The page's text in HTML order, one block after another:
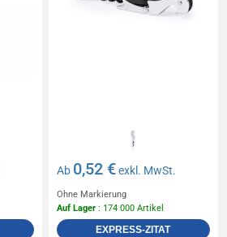
Ab 0,52 €exkl. MwSt.
Ohne Markierung
Auf Lager : 174 000 Artikel
EXPRESS-ZITAT